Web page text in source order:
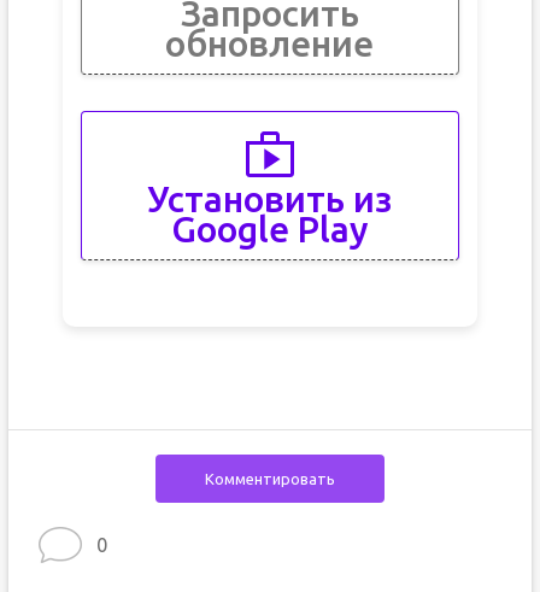
Запросить
обновление
Установить из
Google Play
Комментировать
0